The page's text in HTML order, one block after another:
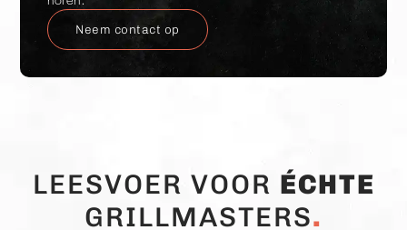
Neem contact op
LEESVOER VOOR ÉCHTE
GRILLMASTERS